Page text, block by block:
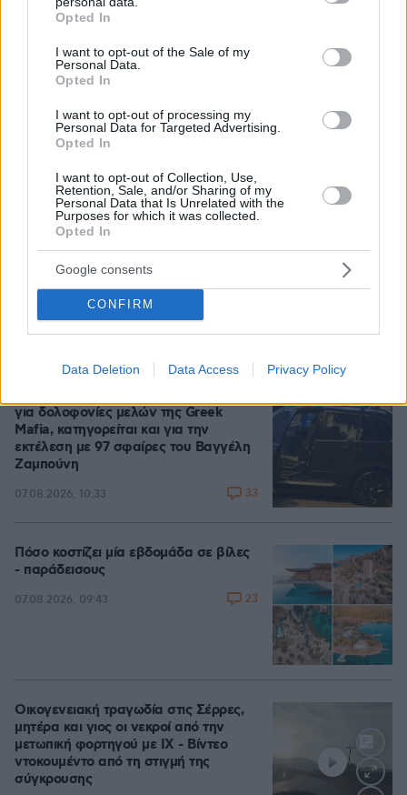
grant or deny consent to Google and its third-party tags to
use your data for below specified purposes in below Google
consent section.
Opted In
I want to opt-out of the Sale of my
Personal Data.
Opted In
I want to opt-out of processing my
Personal Data for Targeted Advertising.
Opted In
I want to opt-out of Collection, Use,
Retention, Sale, and/or Sharing of my
Personal Data that Is Unrelated with the
Purposes for which it was collected.
Opted In
Google consents
CONFIRM
Data Deletion Data Access Privacy Policy
Στο Α΄ Νεκροταφείο το μνημόσυνο για τον έναν
χρόνο από τον θάνατο της Λένας Σαμαρά
07.08.2026, 10:26
για δολοφονίες μελών της Greek
Mafia, κατηγορείται και για την
εκτέλεση με 97 σφαίρες του Βαγγέλη
Ζαμπούνη
07.08.2026, 10:33 33
Πόσο κοστίζει μία εβδομάδα σε βίλες
- παράδεισους
07.08.2026, 09:43 23
Οικογενειακή τραγωδία στις Σέρρες,
μητέρα και γιος οι νεκροί από την
μετωπική φορτηγού με ΙΧ - Βίντεο
ντοκουμέντο από τη στιγμή της
σύγκρουσης